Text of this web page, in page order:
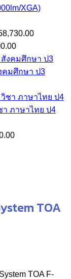
XGA)
คมศึกษา ป3
า ภาษาไทย ป4
TOA
TOA F-